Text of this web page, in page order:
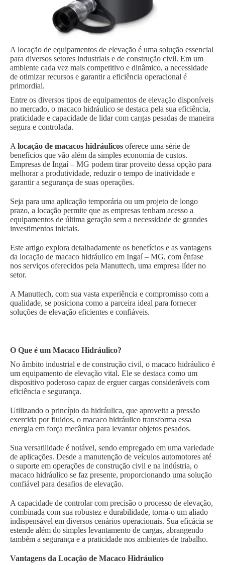
A locação de equipamentos de elevação é uma solução essencial
para diversos setores industriais e de construção civil. Em um
ambiente cada vez mais competitivo e dinâmico, a necessidade
de otimizar recursos e garantir a eficiência operacional é
primordial.
Entre os diversos tipos de equipamentos de elevação disponíveis
no mercado, o macaco hidráulico se destaca pela sua eficiência,
praticidade e capacidade de lidar com cargas pesadas de maneira
segura e controlada.
A locação de macacos hidráulicos oferece uma série de
benefícios que vão além da simples economia de custos.
Empresas de Ingaí – MG podem tirar proveito dessa opção para
melhorar a produtividade, reduzir o tempo de inatividade e
garantir a segurança de suas operações.
Seja para uma aplicação temporária ou um projeto de longo
prazo, a locação permite que as empresas tenham acesso a
equipamentos de última geração sem a necessidade de grandes
investimentos iniciais.
Este artigo explora detalhadamente os benefícios e as vantagens
da locação de macaco hidráulico em Ingaí – MG, com ênfase
nos serviços oferecidos pela Manuttech, uma empresa líder no
setor.
A Manuttech, com sua vasta experiência e compromisso com a
qualidade, se posiciona como a parceira ideal para fornecer
soluções de elevação eficientes e confiáveis.
O Que é um Macaco Hidráulico?
No âmbito industrial e de construção civil, o macaco hidráulico é
um equipamento de elevação vital. Ele se destaca como um
dispositivo poderoso capaz de erguer cargas consideráveis com
eficiência e segurança.
Utilizando o princípio da hidráulica, que aproveita a pressão
exercida por fluidos, o macaco hidráulico transforma essa
energia em força mecânica para levantar objetos pesados.
Sua versatilidade é notável, sendo empregado em uma variedade
de aplicações. Desde a manutenção de veículos automotores até
o suporte em operações de construção civil e na indústria, o
macaco hidráulico se faz presente, proporcionando uma solução
confiável para desafios de elevação.
A capacidade de controlar com precisão o processo de elevação,
combinada com sua robustez e durabilidade, torna-o um aliado
indispensável em diversos cenários operacionais. Sua eficácia se
estende além do simples levantamento de cargas, abrangendo
também a segurança e a praticidade nos ambientes de trabalho.
Vantagens da Locação de Macaco Hidráulico